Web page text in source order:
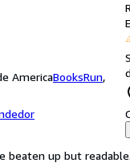
AmericaBooksRun,
beaten up but